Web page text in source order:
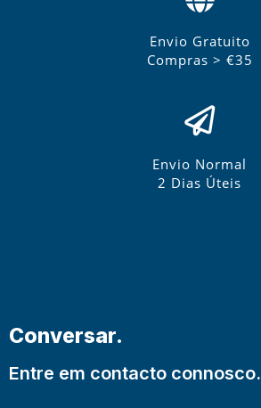
Envio Gratuito
Compras > €35
Envio Normal
2 Dias Úteis
Conversar.
Entre em contacto connosco.